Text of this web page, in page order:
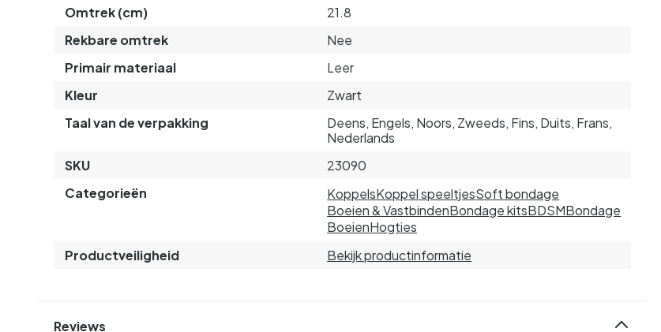
Omtrek (cm)
21.8
Rekbare omtrek
Nee
Primair materiaal
Leer
Kleur
Zwart
Taal van de verpakking
Deens, Engels, Noors, Zweeds, Fins, Duits, Frans,
Nederlands
SKU
23090
Categorieën
KoppelsKoppel speeltjesSoft bondage
Boeien & VastbindenBondage kitsBDSMBondage
BoeienHogties
Productveiligheid
Bekijk productinformatie
Reviews